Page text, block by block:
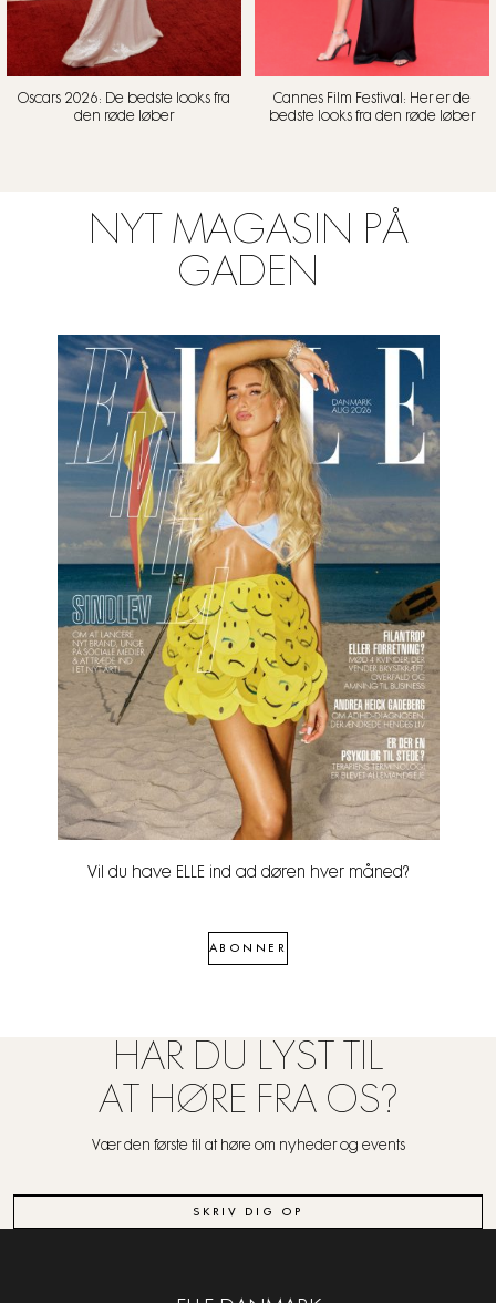
Oscars 2026: De bedste looks fra
den røde løber
Cannes Film Festival: Her er de
bedste looks fra den røde løber
NYT MAGASIN PÅ
GADEN
Vil du have ELLE ind ad døren hver måned?
ABONNER
HAR DU LYST TIL
AT HØRE FRA OS?
Vær den første til at høre om nyheder og events
SKRIV DIG OP